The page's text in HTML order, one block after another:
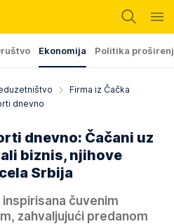
Ekonomija Politika
Firma iz Čačka
dnevno
dnevno: Čačani uz
biznis, njihove
Srbija
čuvenim
zahvaljujući predanom